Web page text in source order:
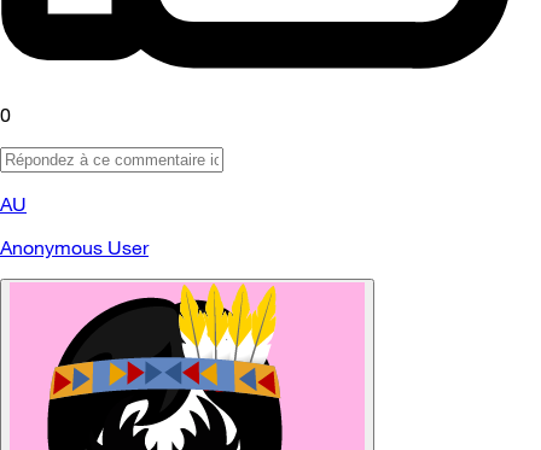
0
AU
Anonymous User